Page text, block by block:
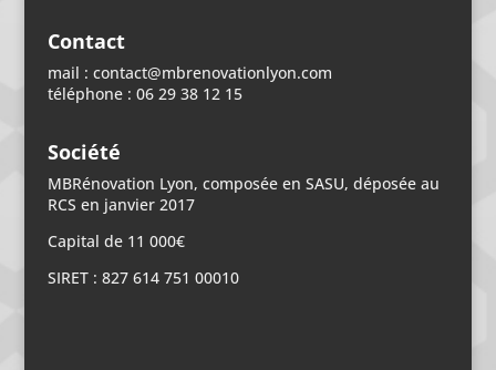
Contact
mail : contact@mbrenovationlyon.com
téléphone : 06 29 38 12 15
Société
MBRénovation Lyon, composée en SASU, déposée au
RCS en janvier 2017
Capital de 11 000€
SIRET : 827 614 751 00010